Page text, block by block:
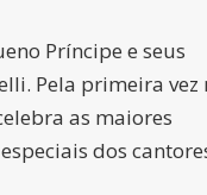
Príncipe e seus
Pela primeira vez
as maiores
dos